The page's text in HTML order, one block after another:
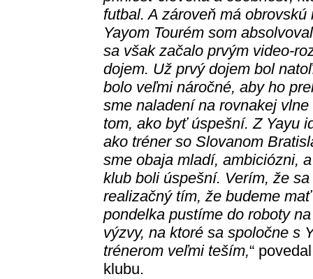
futbal. A zároveň má
Yayom Tourém som
sa však začalo prvým video-
dojem. Už prvý dojem bol
bolo veľmi náročné, aby ho
sme naladení na rovnakej
tom, ako byť úspešní. Z Yayu
ako tréner so Slovanom
sme obaja mladí, ambiciózni,
klub boli úspešní. Verím, že
realizačný tím, že budeme
pondelka pustíme do roboty
výzvy, na ktoré sa spoločne s
trénerom veľmi teším,“
klubu.